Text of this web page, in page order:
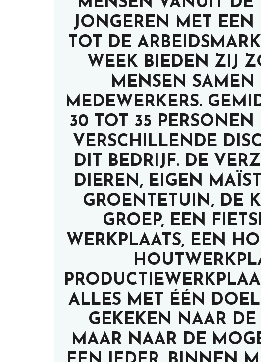
JONGEREN MET EEN
TOT DE
WEEK BIEDEN ZIJ
MENSEN SAMEN
MEDEWERKERS.
30 TOT 35 PERSONEN
VERSCHILLENDE
DIT BEDRIJF. DE
DIEREN, EIGEN
GROENTETUIN, DE
GROEP, EEN
WERKPLAATS, EEN
ALLES MET ÉÉN
GEKEKEN NAAR DE
MAAR NAAR DE